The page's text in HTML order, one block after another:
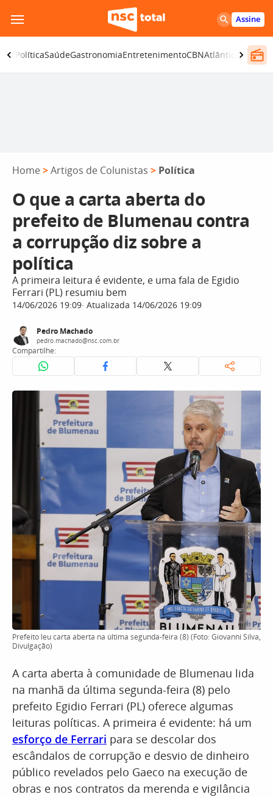
para
o
conteúdo
Assine
PolíticaSaúdeGastronomiaEntretenimentoCBNAtlântida SC
Home >Artigos de Colunistas > Política
O que a carta aberta do
prefeito de Blumenau contra
a corrupção diz sobre a
política
A primeira leitura é evidente, e uma fala de Egidio
Ferrari (PL) resumiu bem
14/06/2026 19:09 Atualizada 14/06/2026 19:09
Pedro Machado
pedro.machado@nsc.com.br
Compartilhe:
Prefeito leu carta aberta na última segunda-feira (8) (Foto: Giovanni Silva,
Divulgação)
A carta aberta à comunidade de Blumenau lida
na manhã da última segunda-feira (8) pelo
prefeito Egidio Ferrari (PL) oferece algumas
leituras políticas. A primeira é evidente: há um
esforço de Ferrari para se descolar dos
escândalos de corrupção e desvio de dinheiro
público revelados pelo Gaeco na execução de
obras e nos contratos da merenda e vigilância